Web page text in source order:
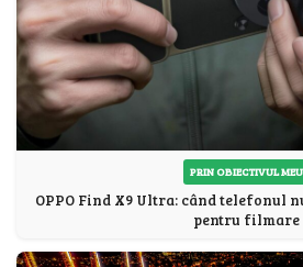
PRIN OBIECTIVUL MEU
OPPO Find X9 Ultra: când telefonul
pentru filmare